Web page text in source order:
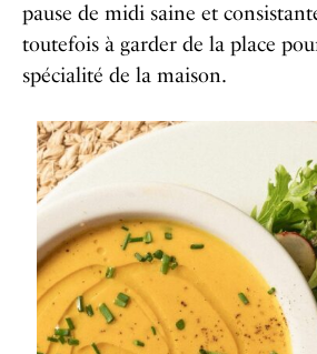
pause de midi saine et
toutefois à garder de la place
spécialité de la maison.